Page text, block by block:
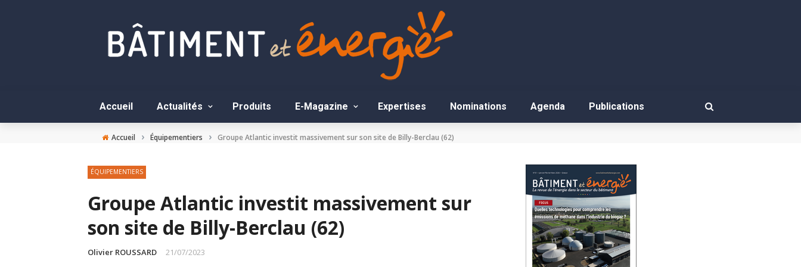
Accueil Actualités Produits E-Magazine Expertises Nominations Agenda Publications
Accueil › Équipementiers › Groupe Atlantic investit massivement sur son site de Billy-Berclau (62)
ÉQUIPEMENTIERS
Groupe Atlantic investit massivement sur
son site de Billy-Berclau (62)
Olivier ROUSSARD 21/07/2023